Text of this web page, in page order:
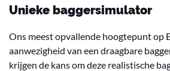
Unieke baggersimulator
Ons meest opvallende hoogtepunt op
aanwezigheid van een draagbare
krijgen de kans om deze realistische